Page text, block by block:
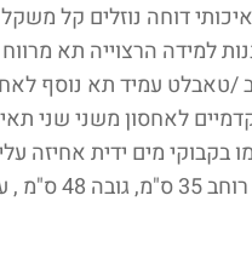
דוחה נוזלים קל
למידה הרצוייה תא
/טאבלט עמיד תא נוסף
לאחסון משני שני
בקבוקי מים ידית אחיזה
נוחה לתליה ונשיאה מידות: רוחב